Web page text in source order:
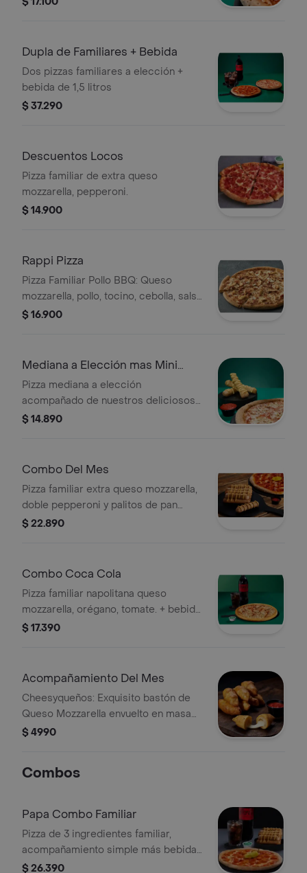
Dupla de Familiares + Bebida
Dos pizzas familiares a elección +
bebida de 1,5 litros
$ 37.290
Descuentos Locos
Pizza familiar de extra queso
mozzarella, pepperoni.
$ 14.900
Rappi Pizza
Pizza Familiar Pollo BBQ: Queso
mozzarella, pollo, tocino, cebolla, salsa
bbq.
$ 16.900
Mediana a Elección mas Mini
Palitos
Pizza mediana a elección
acompañado de nuestros deliciosos
mini palitos
$ 14.890
Combo Del Mes
Pizza familiar extra queso mozzarella,
doble pepperoni y palitos de pan
horneados cubiertos con salsa de ajo
$ 22.890
Combo Coca Cola
Pizza familiar napolitana queso
mozzarella, orégano, tomate. + bebida
coca- cola 1/5l
$ 17.390
Acompañamiento Del Mes
Cheesyqueños: Exquisito bastón de
Queso Mozzarella envuelto en masa
de pizza con salsa de ajo,
$ 4990
Combos
Papa Combo Familiar
Pizza de 3 ingredientes familiar,
acompañamiento simple más bebida
de 2,5 lt.
$ 26.390